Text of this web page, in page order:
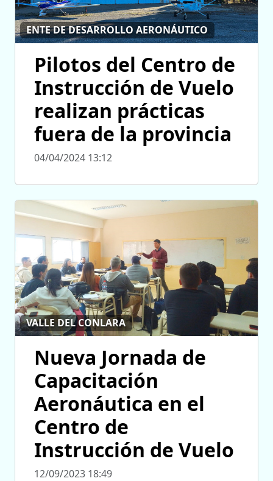
ENTE DE DESARROLLO AERONÁUTICO
Pilotos del Centro de
Instrucción de Vuelo
realizan prácticas
fuera de la provincia
04/04/2024 13:12
VALLE DEL CONLARA
Nueva Jornada de
Capacitación
Aeronáutica en el
Centro de
Instrucción de Vuelo
12/09/2023 18:49